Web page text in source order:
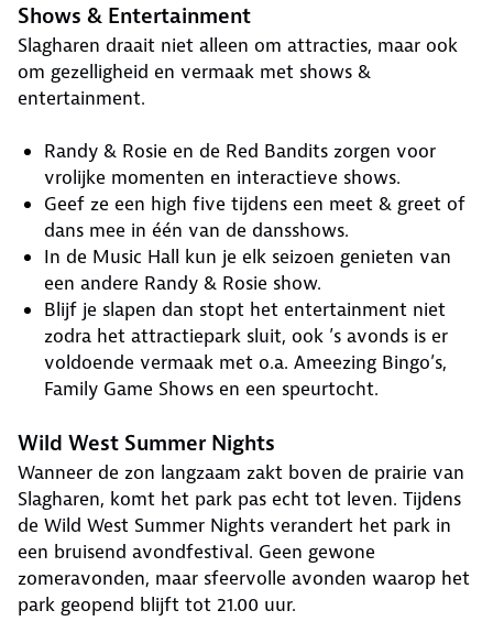
Shows & Entertainment
Slagharen draait niet alleen om attracties, maar ook
om gezelligheid en vermaak met shows &
entertainment.
Randy & Rosie en de Red Bandits zorgen voor
vrolijke momenten en interactieve shows.
Geef ze een high five tijdens een meet & greet of
dans mee in één van de dansshows.
In de Music Hall kun je elk seizoen genieten van
een andere Randy & Rosie show.
Blijf je slapen dan stopt het entertainment niet
zodra het attractiepark sluit, ook ’s avonds is er
voldoende vermaak met o.a. Ameezing Bingo’s,
Family Game Shows en een speurtocht.
Wild West Summer Nights
Wanneer de zon langzaam zakt boven de prairie van
Slagharen, komt het park pas echt tot leven. Tijdens
de Wild West Summer Nights verandert het park in
een bruisend avondfestival. Geen gewone
zomeravonden, maar sfeervolle avonden waarop het
park geopend blijft tot 21.00 uur.